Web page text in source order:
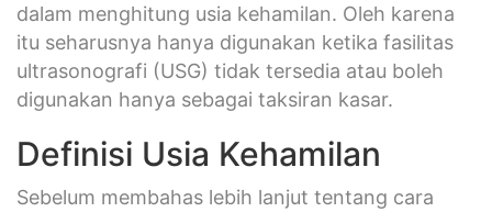
dalam menghitung usia kehamilan. Oleh karena
itu seharusnya hanya digunakan ketika fasilitas
ultrasonografi (USG) tidak tersedia atau boleh
digunakan hanya sebagai taksiran kasar.
Definisi Usia Kehamilan
Sebelum membahas lebih lanjut tentang cara